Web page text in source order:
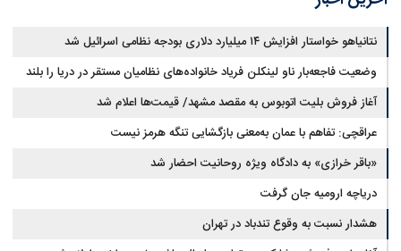
نتانیاهو خواستار افزایش ۱۴ میلیارد دلاری بودجه نظامی اسرائیل شد
وضعیت فاجعه‌بار ناو لینکلن فریاد خانواده‌های نظامیان مستقر در دریا را بلند
کردآغاز فروش بلیت اتوبوس به مقصد مشهد/ قیمت‌ها اعلام شد
عراقچی: تفاهم با عمان به‌معنی بازگشایی تنگه هرمز نیست
«باقر خرازی» به دادگاه ویژه روحانیت احضار شد
دریاچه ارومیه جان گرفت
هشدار نسبت به وقوع تندباد در تهران